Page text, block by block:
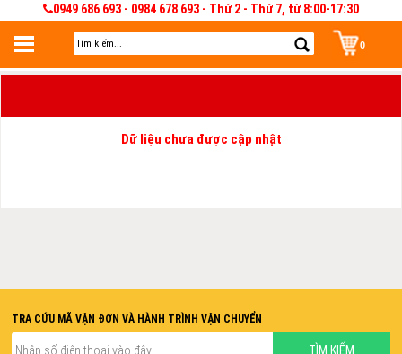
0949 686 693 - 0984 678 693 - Thứ 2 - Thứ 7, từ 8:00-17:30
0
Đăng nhập
Dữ liệu chưa được cập nhật
TRA CỨU MÃ VẬN ĐƠN VÀ HÀNH TRÌNH VẬN CHUYỂN